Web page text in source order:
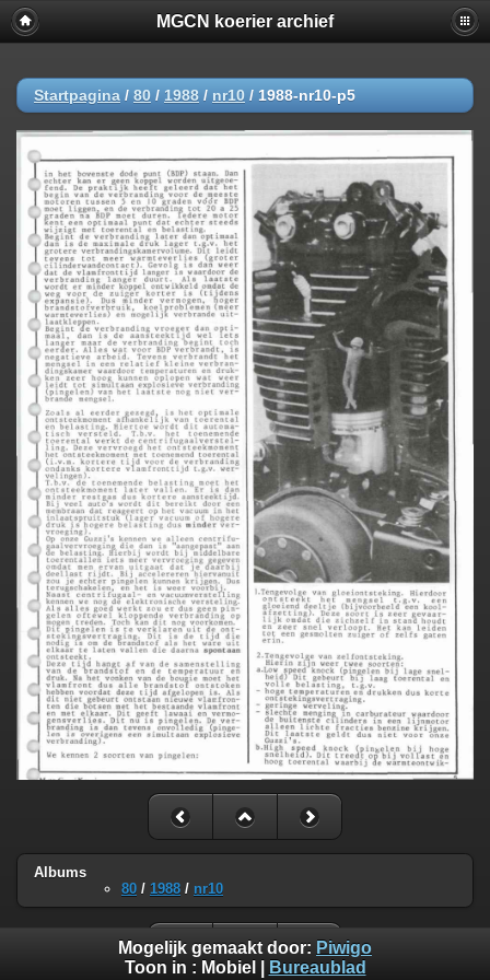
MGCN koerier archief
Startpagina / 80 / 1988 / nr10 / 1988-nr10-p5
Albums
80 / 1988 / nr10
Mogelijk gemaakt door: Piwigo
Toon in : Mobiel Bureaublad